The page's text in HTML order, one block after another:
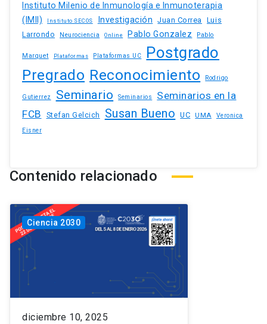
Instituto Milenio de Inmunología e Inmunoterapia
(IMII)
Instituto SECOS Investigación Juan Correa Luis
Larrondo
Neurociencia Online Pablo Gonzalez Pablo
Marquet Plataformas Plataformas UC Postgrado
Pregrado Reconocimiento Rodrigo
Gutierrez Seminario Seminarios
Seminarios en la
FCB
Stefan Gelcich Susan Bueno UC UMA
Veronica
Eisner
Contenido relacionado
Ciencia 2030
diciembre 10, 2025